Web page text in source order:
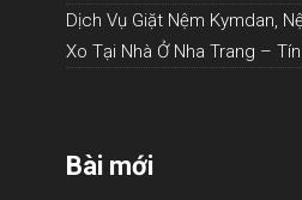
Dịch Vụ Giặt Nệm Kymdan,
Xo Tại Nhà Ở Nha Trang –
Bài mới